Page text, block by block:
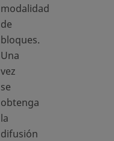
modalidad
de
bloques.
Una
vez
se
obtenga
la
difusión